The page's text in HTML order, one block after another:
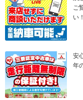
ご
い！
安
年